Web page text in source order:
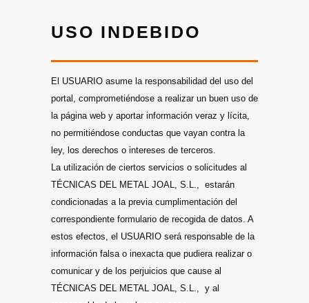
USO INDEBIDO
El USUARIO asume la responsabilidad del uso del
portal, comprometiéndose a realizar un buen uso de
la página web y aportar información veraz y lícita,
no permitiéndose conductas que vayan contra la
ley, los derechos o intereses de terceros.
La utilización de ciertos servicios o solicitudes al
TÉCNICAS DEL METAL JOAL, S.L., estarán
condicionadas a la previa cumplimentación del
correspondiente formulario de recogida de datos. A
estos efectos, el USUARIO será responsable de la
información falsa o inexacta que pudiera realizar o
comunicar y de los perjuicios que cause al
TÉCNICAS DEL METAL JOAL, S.L., y al